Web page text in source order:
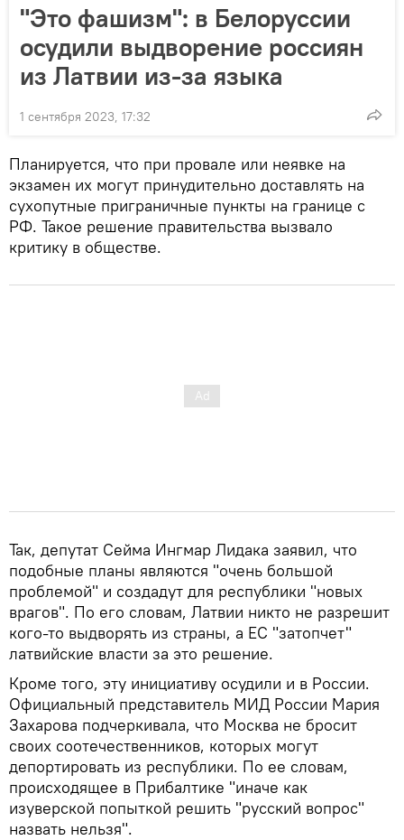
"Это фашизм": в Белоруссии
осудили выдворение россиян
из Латвии из-за языка
1 сентября 2023, 17:32
Планируется, что при провале или неявке на
экзамен их могут принудительно доставлять на
сухопутные приграничные пункты на границе с
РФ. Такое решение правительства вызвало
критику в обществе.
Так, депутат Сейма Ингмар Лидака заявил, что
подобные планы являются "очень большой
проблемой" и создадут для республики "новых
врагов". По его словам, Латвии никто не разрешит
кого-то выдворять из страны, а ЕС "затопчет"
латвийские власти за это решение.
Кроме того, эту инициативу осудили и в России.
Официальный представитель МИД России Мария
Захарова подчеркивала, что Москва не бросит
своих соотечественников, которых могут
депортировать из республики. По ее словам,
происходящее в Прибалтике "иначе как
изуверской попыткой решить "русский вопрос"
назвать нельзя".